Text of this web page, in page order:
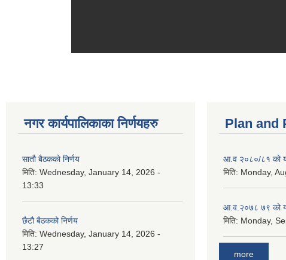
नगर कार्यपालिकाका निर्णयहरु
सातौ बैठकको निर्णय
मिति: Wednesday, January 14, 2026 -
13:33
छैटौ बैठकको निर्णय
मिति: Wednesday, January 14, 2026 -
13:27
Plan and
आ.व २०८०/८१ को
मिति: Monday,
आ.व.२०७८ ७९ को
मिति: Monday,
more